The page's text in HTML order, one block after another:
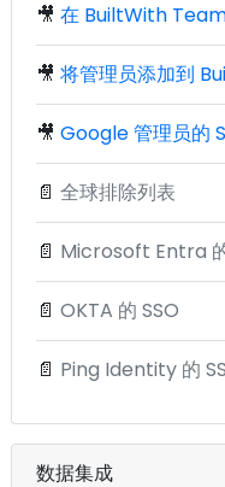
🎥 在 BuiltWith
🎥 将管理员添加到
🎥 Google 管理员的
📄 全球排除列表
📄 Microsoft Entra
📄 OKTA 的 SSO
📄 Ping Identity 的
数据集成